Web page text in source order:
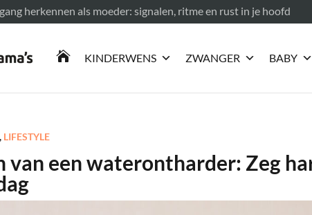
herkennen als moeder: signalen, ritme en rust in je hoofd
 KINDERWENS ZWANGER BABY
, LIFESTYLE
van een waterontharder: Zeg